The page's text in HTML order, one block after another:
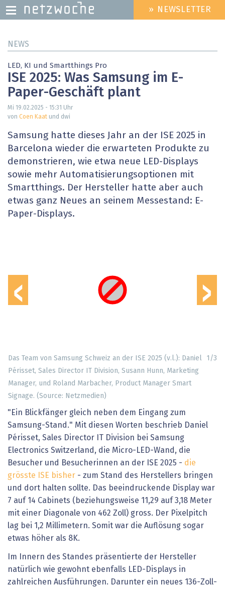
zum
HEADER
MENU
» NEWSLETTER
NEWS
LED, KI und Smartthings Pro
ISE 2025: Was Samsung im E-
Paper-Geschäft plant
Mi 19.02.2025 - 15:31 Uhr
von Coen Kaat und dwi
Samsung hatte dieses Jahr an der ISE 2025 in
Barcelona wieder die erwarteten Produkte zu
demonstrieren, wie etwa neue LED-Displays
sowie mehr Automatisierungsoptionen mit
Smartthings. Der Hersteller hatte aber auch
etwas ganz Neues an seinem Messestand: E-
Paper-Displays.
‹ ›
1 /3
Das Team von Samsung Schweiz an der ISE 2025 (v.l.): Daniel
Périsset, Sales Director IT Division, Susann Hunn, Marketing
Manager, und Roland Marbacher, Product Manager Smart
Signage. (Source: Netzmedien)
"Ein Blickfänger gleich neben dem Eingang zum
Samsung-Stand." Mit diesen Worten beschrieb Daniel
Périsset, Sales Director IT Division bei Samsung
Electronics Switzerland, die Micro-LED-Wand, die
Besucher und Besucherinnen an der ISE 2025 - die
grösste ISE bisher - zum Stand des Herstellers bringen
und dort halten sollte. Das beeindruckende Display war
7 auf 14 Cabinets (beziehungsweise 11,29 auf 3,18 Meter
mit einer Diagonale von 462 Zoll) gross. Der Pixelpitch
lag bei 1,2 Millimetern. Somit war die Auflösung sogar
etwas höher als 8K.
Im Innern des Standes präsentierte der Hersteller
natürlich wie gewohnt ebenfalls LED-Displays in
zahlreichen Ausführungen. Darunter ein neues 136-Zoll-